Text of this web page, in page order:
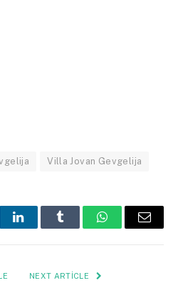
Villa Jovan Gevgelija
LinkedInTumblr WhatsAppEmail
NEXT ARTICLE